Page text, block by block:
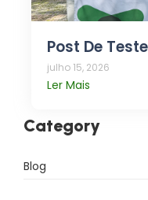
Post De Teste
julho 15, 2026
Ler Mais
Category
Blog